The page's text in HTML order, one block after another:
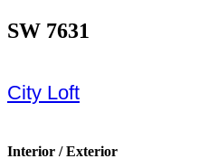
SW 7631
City Loft
Interior / Exterior